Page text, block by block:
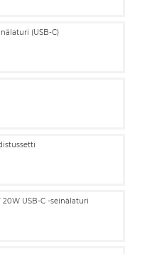
(USB-C)
20W USB-C -seinälaturi